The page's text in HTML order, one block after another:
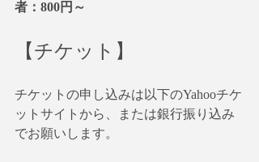
者：800円～
【チケット】
チケットの申し込みは以下のYahooチケ
ットサイトから、または銀行振り込み
でお願いします。